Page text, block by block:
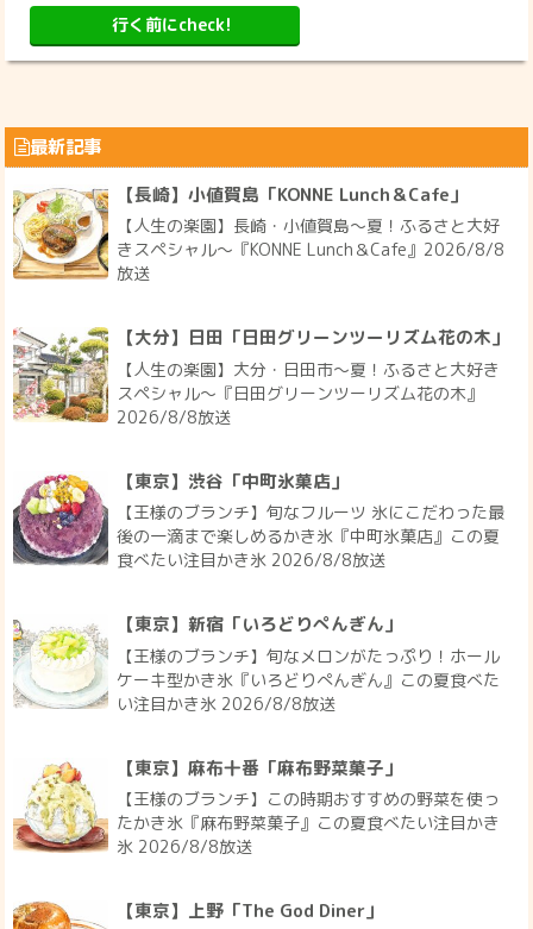
行く前にcheck!
最新記事
【長崎】小値賀島「KONNE Lunch＆Cafe」
【人生の楽園】長崎・小値賀島～夏！ふるさと大好
きスペシャル～『KONNE Lunch＆Cafe』2026/8/8
放送
【大分】日田「日田グリーンツーリズム花の木」
【人生の楽園】大分・日田市～夏！ふるさと大好き
スペシャル～『日田グリーンツーリズム花の木』
2026/8/8放送
【東京】渋谷「中町氷菓店」
【王様のブランチ】旬なフルーツ 氷にこだわった最
後の一滴まで楽しめるかき氷『中町氷菓店』この夏
食べたい注目かき氷 2026/8/8放送
【東京】新宿「いろどりぺんぎん」
【王様のブランチ】旬なメロンがたっぷり！ホール
ケーキ型かき氷『いろどりぺんぎん』この夏食べた
い注目かき氷 2026/8/8放送
【東京】麻布十番「麻布野菜菓子」
【王様のブランチ】この時期おすすめの野菜を使っ
たかき氷『麻布野菜菓子』この夏食べたい注目かき
氷 2026/8/8放送
【東京】上野「The God Diner」